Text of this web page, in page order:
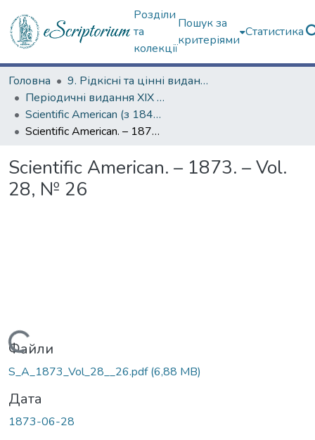
Розділи
та
колекції
Пошук за
критеріями
Статистика
Головна
9. Рідкісні та цінні видання
Періодичні видання ХІХ ст.
Scientific American (з 1845 р.)
Scientific American. – 1873. – Vol. 28, № 26
Scientific American. – 1873. – Vol.
28, № 26
Вантажиться...
Файли
S_A_1873_Vol_28__26.pdf(6,88 MB)
Дата
1873-06-28